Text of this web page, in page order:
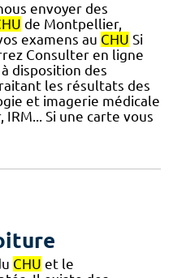
envoyer des
de Montpellier,
examens au CHU Si
Consulter en ligne
disposition des
les résultats des
et imagerie médicale
IRM... Si une carte vous
CHU et le